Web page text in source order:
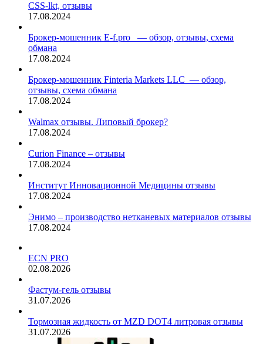
CSS-lkt, отзывы
17.08.2024
Брокер-мошенник E-f.pro — обзор, отзывы, схема
обмана
17.08.2024
Брокер-мошенник Finteria Markets LLC — обзор,
отзывы, схема обмана
17.08.2024
Walmax отзывы. Липовый брокер?
17.08.2024
Curion Finance – отзывы
17.08.2024
Институт Инновационной Медицины отзывы
17.08.2024
Энимо – производство нетканевых материалов отзывы
17.08.2024
ECN PRO
02.08.2026
Фастум-гель отзывы
31.07.2026
Тормозная жидкость от MZD DOT4 литровая отзывы
31.07.2026